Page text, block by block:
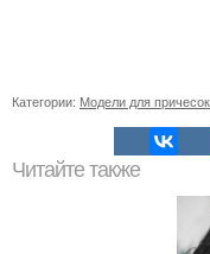
Категории: Модели для
Читайте также